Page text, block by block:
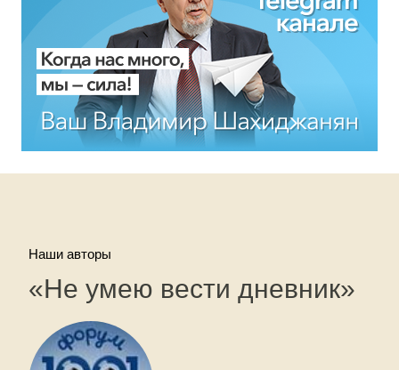
Наши авторы
«Не умею вести дневник»